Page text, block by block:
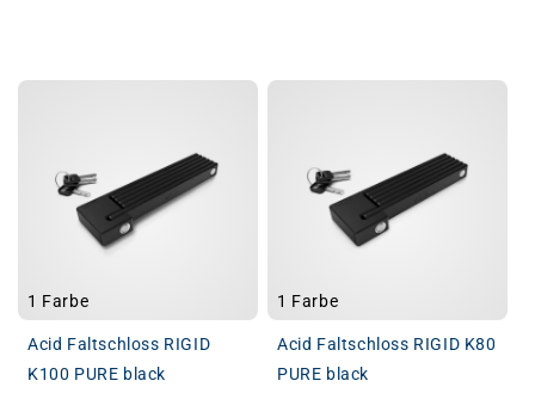
1 Farbe
Acid Faltschloss RIGID
K100 PURE black
1 Farbe
Acid Faltschloss RIGID K80
PURE black